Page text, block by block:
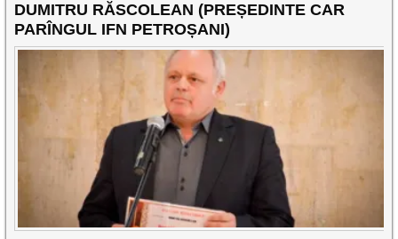
DUMITRU RĂSCOLEAN (PREȘEDINTE CAR
PARÎNGUL IFN PETROȘANI)